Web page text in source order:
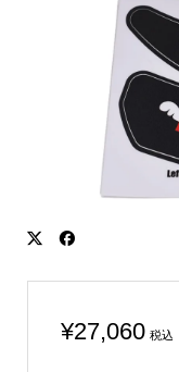
¥27,060 税込